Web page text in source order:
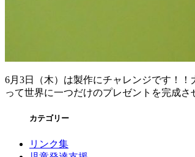
6月3日（木）は製作にチャレンジです！
って世界に一つだけのプレゼントを完成さ
カテゴリー
リンク集